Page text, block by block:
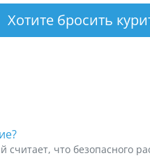
Хотите бросить
что безопасного